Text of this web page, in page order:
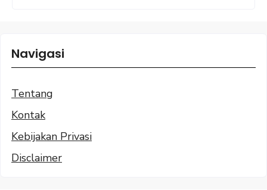
Navigasi
Tentang
Kontak
Kebijakan Privasi
Disclaimer